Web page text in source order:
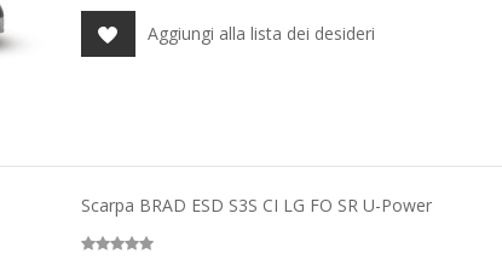
Aggiungi alla lista dei desideri
Scarpa BRAD ESD S3S CI LG FO SR U-Power